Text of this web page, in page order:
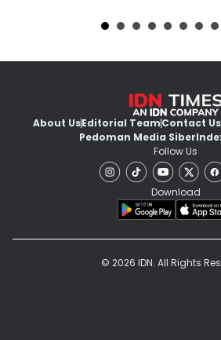
About UsEditorial TeamContact Us
Pedoman Media Siber
Follow Us
Download
© 2026 IDN. All Rights